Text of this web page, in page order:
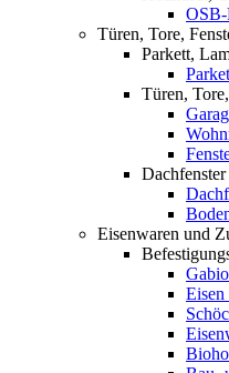
Türen, Tore,
Parkett,
Türen,
Eisenwaren und
Eisen